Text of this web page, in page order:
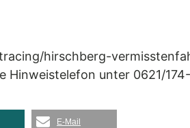
hirschberg-
Hinweistelefon unter 0621/
E-Mail